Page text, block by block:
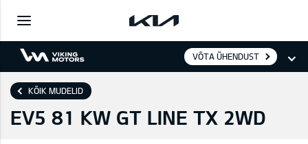
VÕTA ÜHENDUST
KÕIK MUDELID
EV5 81 KW GT LINE TX 2WD